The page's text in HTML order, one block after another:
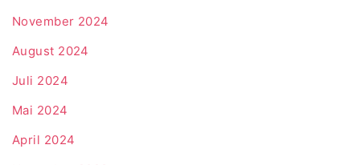
November 2024
August 2024
Juli 2024
Mai 2024
April 2024